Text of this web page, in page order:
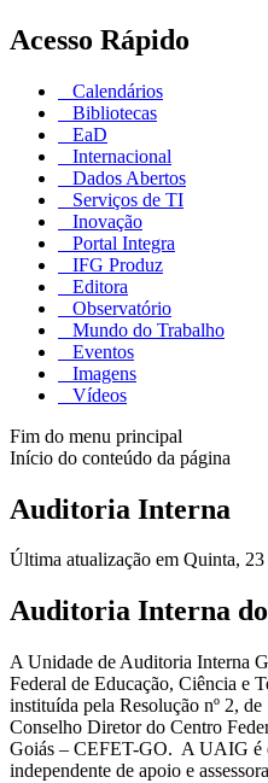
Acesso Rápido
Calendários
Bibliotecas
EaD
Internacional
Dados Abertos
Serviços de TI
Inovação
Portal Integra
IFG Produz
Editora
Observatório
Mundo do Trabalho
Eventos
Imagens
Vídeos
Fim do menu principal
Início do conteúdo da página
Auditoria Interna
Última atualização em Quinta,
Auditoria Interna
A Unidade de Auditoria Interna
Federal de Educação, Ciência e
instituída pela Resolução nº 2,
Conselho Diretor do Centro
Goiás – CEFET-GO. A UAIG é
independente de apoio e